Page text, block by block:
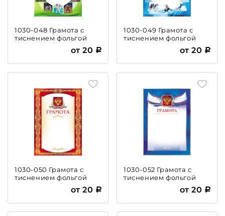
1030-048 Грамота с
тиснением фольгой
от 20
1030-049 Грамота с
тиснением фольгой
от 20
1030-050 Грамота с
тиснением фольгой
от 20
1030-052 Грамота с
тиснением фольгой
от 20